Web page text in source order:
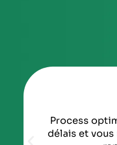
Process
délais et